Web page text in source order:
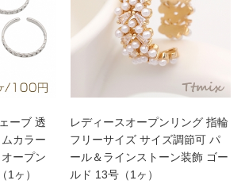
ーブ 透
カラー
ープン
1ヶ）
レディースオープンリング 指輪
フリーサイズ サイズ調節可 パ
ール＆ラインストーン装飾 ゴー
ルド 13号（1ヶ）